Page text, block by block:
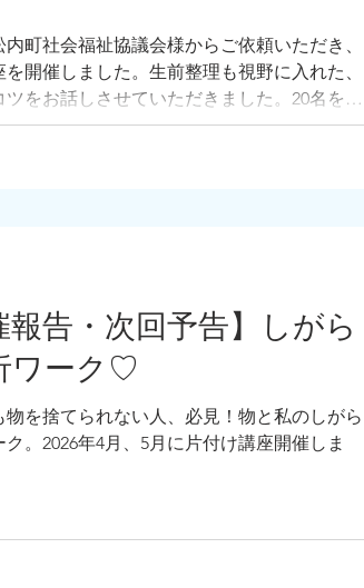
町社会福祉協議会様からご依頼いただき、
を開催しました。生前整理も視野に入れた、
ツをお話しさせていただきました。20名を超
参加いただき、皆さん、うんうんとウナヅい
と溜め息が出たり。先々代からの物が残って
報告・次回予告】しがら
ワーク♡
物を捨てられない人、必見！物と私のしがら
。2026年4月、5月に片付け講座開催しま